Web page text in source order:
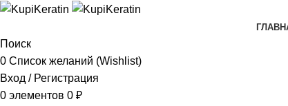
Поиск
0 Список желаний (Wishlist)
Вход / Регистрация
0 элементов 0 ₽